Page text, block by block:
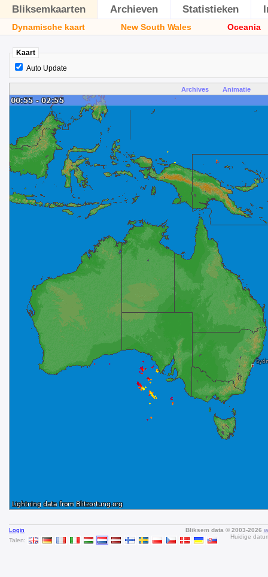
Bliksemkaarten Archieven Statistieken
Dynamische kaart New South Wales Oceania
Kaart
Auto Update
Archives Animatie
Login
Talen:
Bliksem data © 2003-2026
Huidige